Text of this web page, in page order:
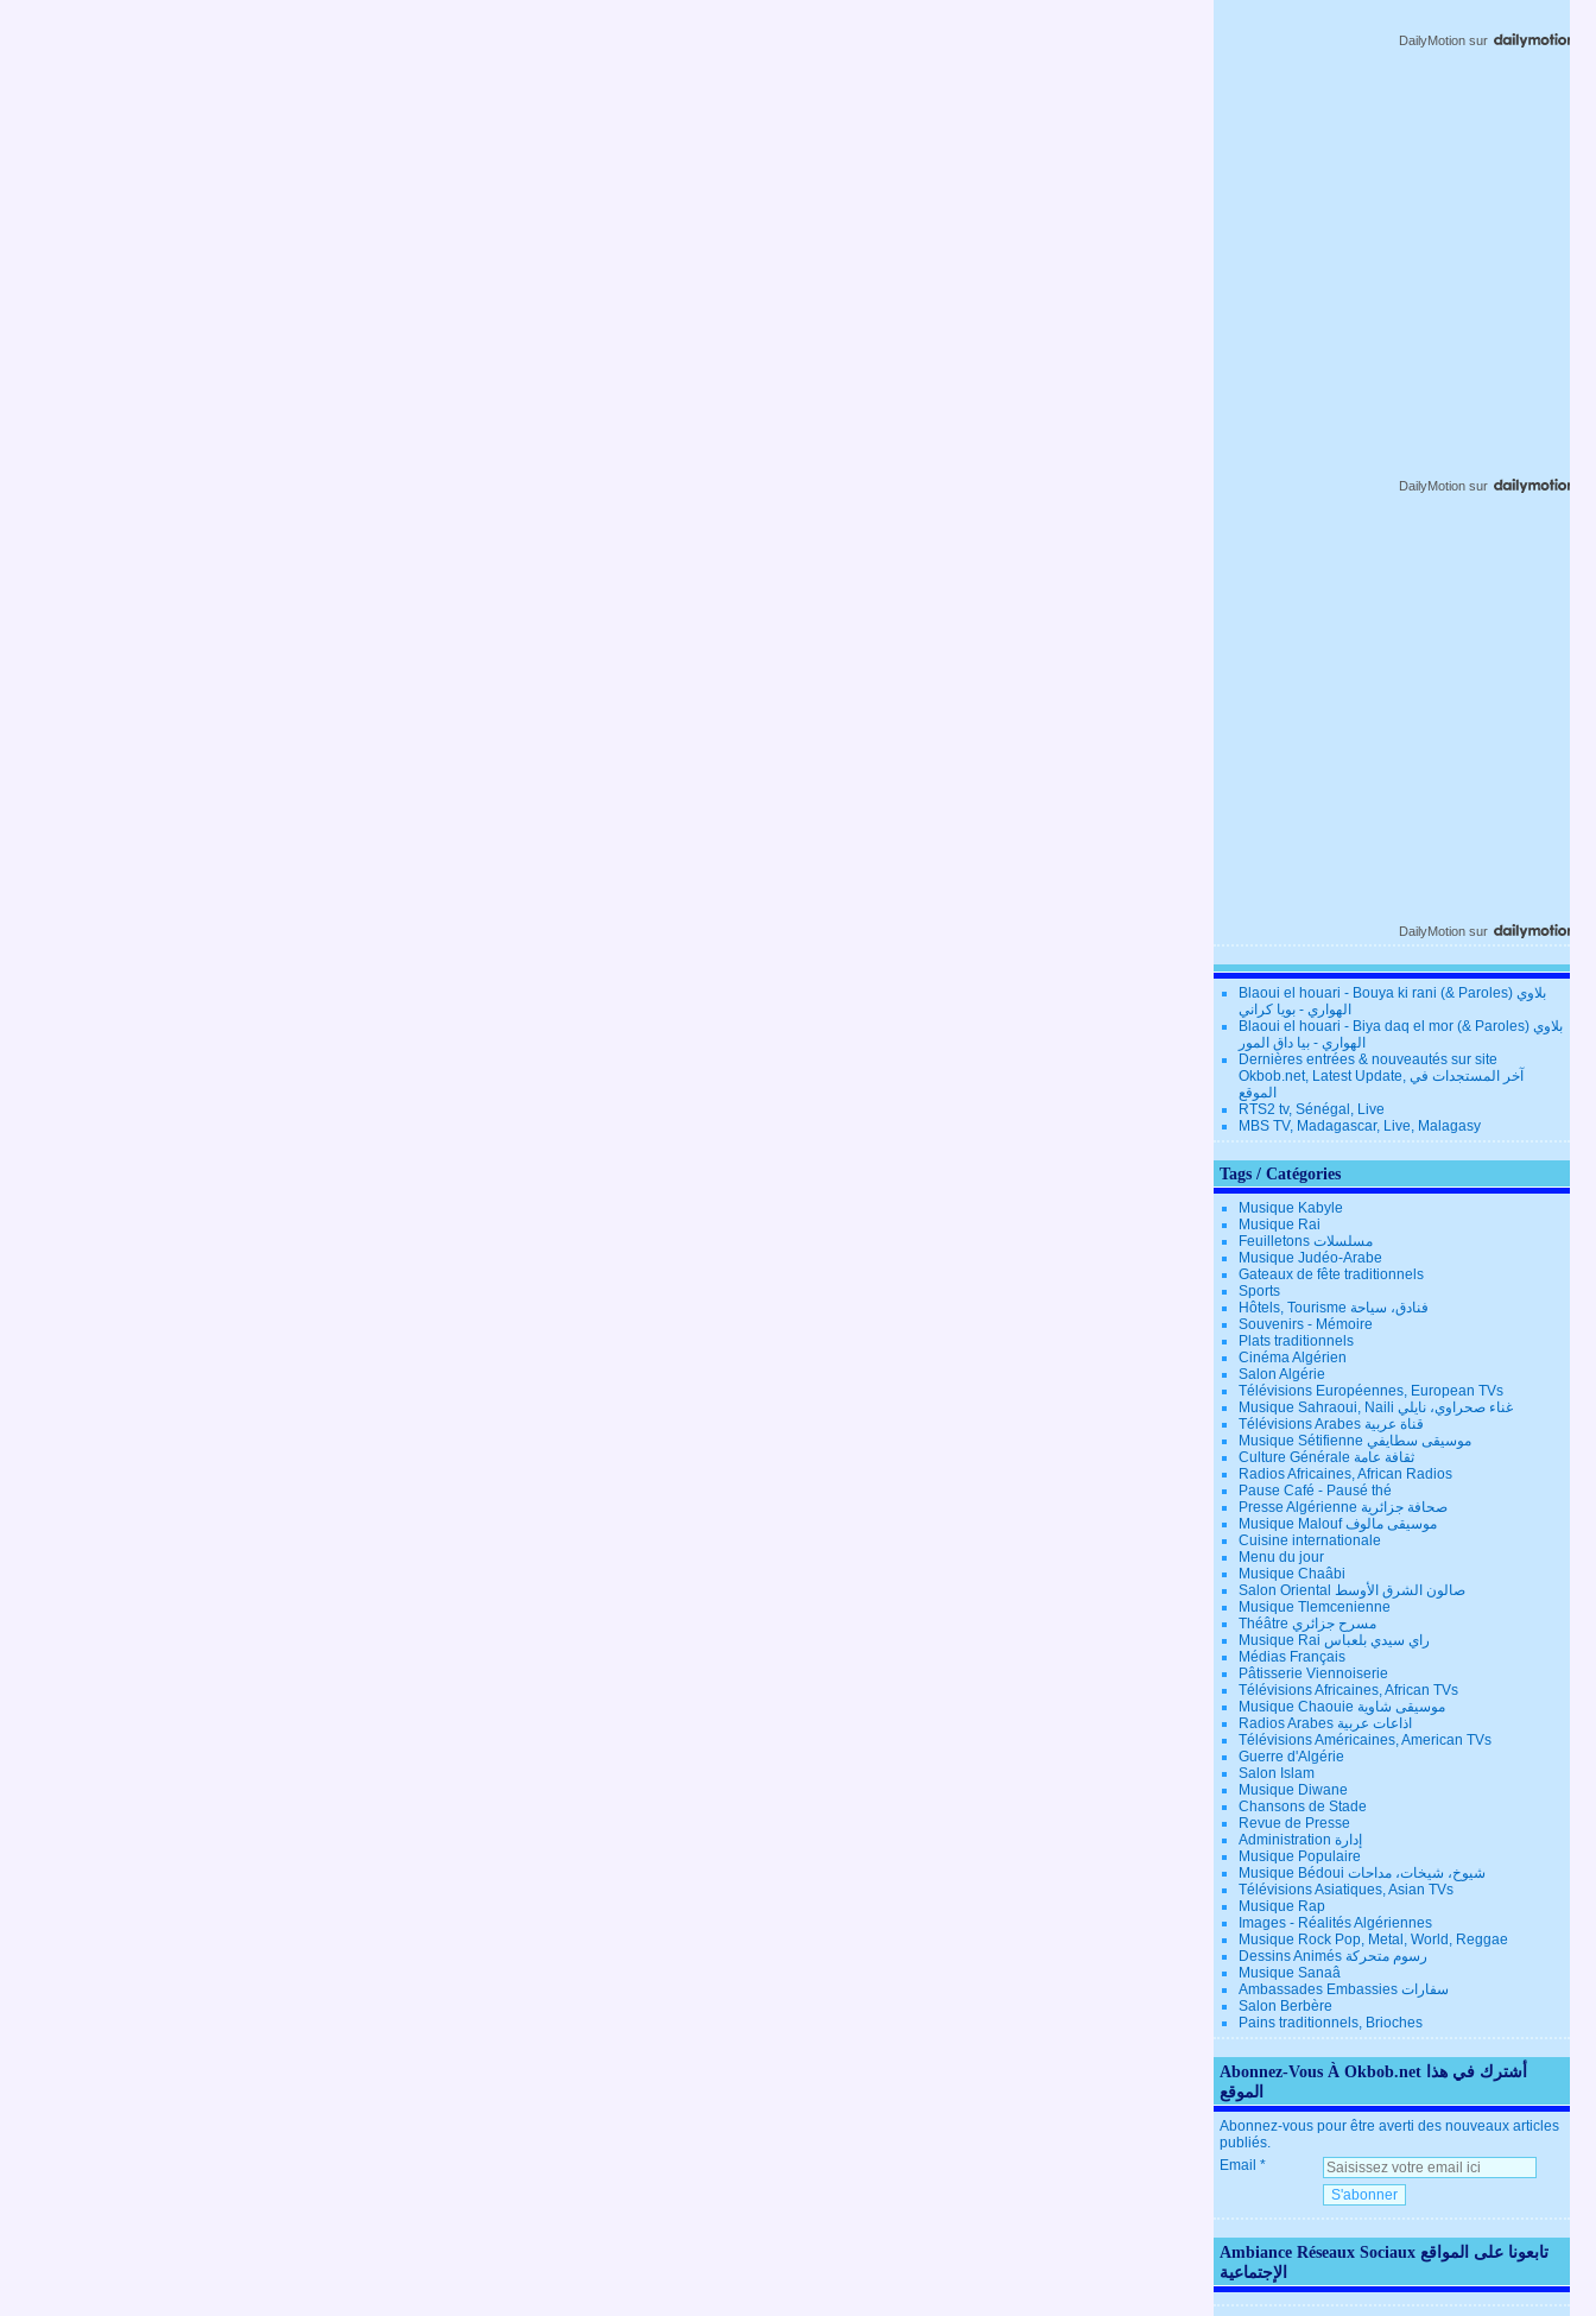
DailyMotion sur
DailyMotion sur
DailyMotion sur
Blaoui el houari - Bouya ki rani (& Paroles) بلاوي
الهواري - بويا كراني
Blaoui el houari - Biya daq el mor (& Paroles) بلاوي
الهواري - بيا داق المور
Dernières entrées & nouveautés sur site
Okbob.net, Latest Update, آخر المستجدات في
الموقع
RTS2 tv, Sénégal, Live
MBS TV, Madagascar, Live, Malagasy
Tags / Catégories
Musique Kabyle
Musique Rai
Feuilletons مسلسلات
Musique Judéo-Arabe
Gateaux de fête traditionnels
Sports
Hôtels, Tourisme فنادق، سياحة
Souvenirs - Mémoire
Plats traditionnels
Cinéma Algérien
Salon Algérie
Télévisions Européennes, European TVs
Musique Sahraoui, Naili غناء صحراوي، نايلي
Télévisions Arabes قناة عربية
Musique Sétifienne موسيقى سطايفي
Culture Générale ثقافة عامة
Radios Africaines, African Radios
Pause Café - Pausé thé
Presse Algérienne صحافة جزائرية
Musique Malouf موسيقى مالوف
Cuisine internationale
Menu du jour
Musique Chaâbi
Salon Oriental صالون الشرق الأوسط
Musique Tlemcenienne
Théâtre مسرح جزائري
Musique Rai راي سيدي بلعباس
Médias Français
Pâtisserie Viennoiserie
Télévisions Africaines, African TVs
Musique Chaouie موسيقى شاوية
Radios Arabes اذاعات عربية
Télévisions Américaines, American TVs
Guerre d'Algérie
Salon Islam
Musique Diwane
Chansons de Stade
Revue de Presse
Administration إدارة
Musique Populaire
Musique Bédoui شيوخ، شيخات، مداحات
Télévisions Asiatiques, Asian TVs
Musique Rap
Images - Réalités Algériennes
Musique Rock Pop, Metal, World, Reggae
Dessins Animés رسوم متحركة
Musique Sanaâ
Ambassades Embassies سفارات
Salon Berbère
Pains traditionnels, Brioches
Abonnez-Vous À Okbob.net أشترك في هذا
الموقع
Abonnez-vous pour être averti des nouveaux articles
publiés.
Email
Ambiance Réseaux Sociaux تابعونا على المواقع
الإجتماعية